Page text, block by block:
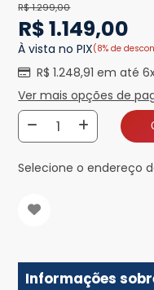
R$ 1.299,00
R$ 1.149,00
À vista no PIX(8% de
R$ 1.248,91 em até
Ver mais opções de
Selecione o endereço
Informações